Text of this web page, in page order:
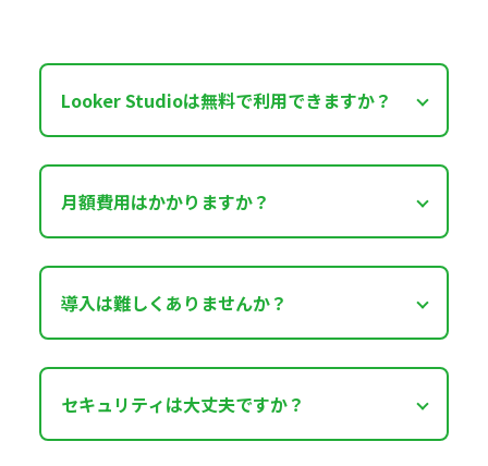
Looker Studioは無料で利用できますか？
月額費用はかかりますか？
導入は難しくありませんか？
セキュリティは大丈夫ですか？